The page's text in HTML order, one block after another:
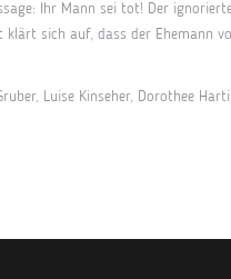
Ihr Mann sei tot! Der
sich auf, dass der Ehemann
Luise Kinseher, Dorothee